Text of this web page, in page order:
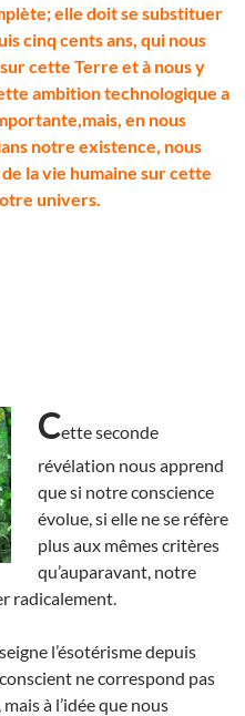
elle doit se substituer
cinq cents ans, qui nous
cette Terre et à nous y
ambition technologique a
en nous
notre existence, nous
la vie humaine sur cette
univers.
Cette seconde
révélation nous apprend
que si notre conscience
évolue, si elle ne se réfère
plus aux mêmes critères
qu’auparavant, notre
radicalement.
l’ésotérisme depuis
ne correspond pas
à l’idée que nous